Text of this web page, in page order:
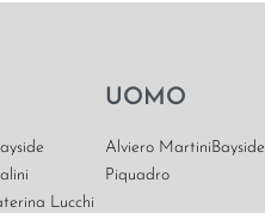
Lucchi
UOMO
Alviero Martini Bayside
Piquadro